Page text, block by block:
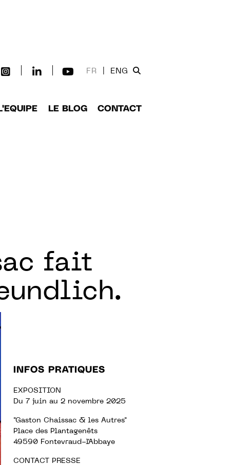
FR ENG
LE BLOG CONTACT
fait
INFOS PRATIQUES
EXPOSITION
Du 7 juin au 2 novembre 2025
"Gaston Chaissac & les Autres"
Place des Plantagenêts
49590 Fontevraud-l'Abbaye
CONTACT PRESSE